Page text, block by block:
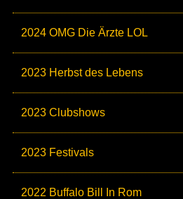
2024 OMG Die Ärzte LOL
2023 Herbst des Lebens
2023 Clubshows
2023 Festivals
2022 Buffalo Bill In Rom